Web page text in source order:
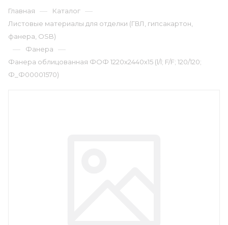
Главная — Каталог —
Листовые материалы для отделки (ГВЛ, гипсакартон,
фанера, OSB)
— Фанера —
Фанера облицованная ФОФ 1220х2440х15 (l/l; F/F; 120/120;
Ф_Ф00001570)